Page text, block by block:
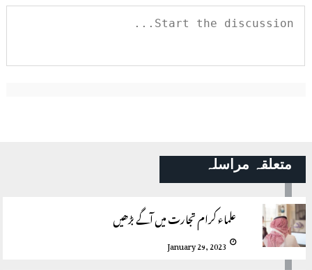
متعلقہ مراسلہ
علماء کرام تجارت میں آگے بڑھیں
January 29, 2023